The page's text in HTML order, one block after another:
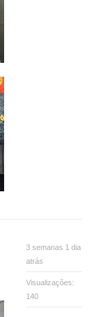
3 semanas 1 dia
atrás
Visualizações:
140